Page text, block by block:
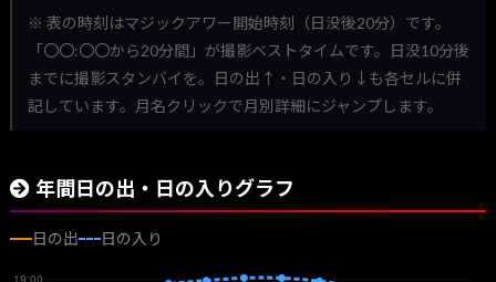
※ 表の時刻はマジックアワー開始時刻（日没後20分）です。
「〇〇:〇〇から20分間」が撮影ベストタイムです。日没10分後
までに撮影スタンバイを。日の出↑・日の入り↓も各セルに併
記しています。月名クリックで月別詳細にジャンプします。
年間日の出・日の入りグラフ
日の出 日の入り